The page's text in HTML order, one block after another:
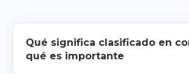
Qué significa clasificado en
qué es importante